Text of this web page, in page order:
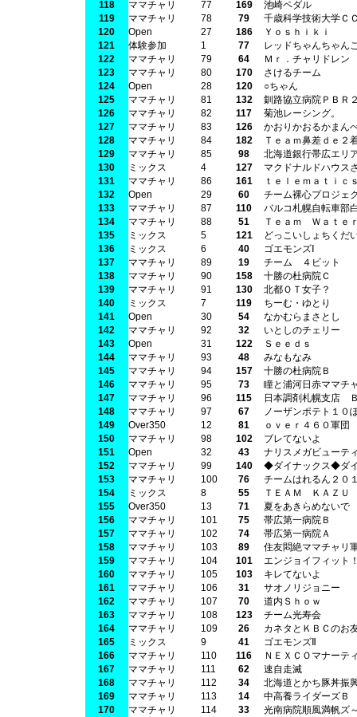
118 ママチャリ 77 169
池崎ペダル
119
ママチャリ 78 79
千歳科学技術大学Ｃ
120
Open 27 186
Ｙｏｓｈｉｋｉ
121
体験参加 1 77
レッドちゃんちゃん
122
ママチャリ 79 64
Ｍｒ．チャリドレン
123
ママチャリ 80 170
さけるチーム
124
Open 28 120
○ちゃん
125
ママチャリ 81 132
釧路協立病院ＰＢＲ
126
ママチャリ 82 117
菊池レーシング。
127
ママチャリ 83 126
かおりかおるかまん
128
ママチャリ 84 182
Ｔｅａｍ鼻差ｄｅ２
129
ママチャリ 85 98
北海道銀行帯広エリ
130
ミックス 4 127
マクドナルドハウス
131
ママチャリ 86 161
ｔｅｌｅｍａｔｉｃ
132
Open 29 60
チーム裸心プロジェ
133
ママチャリ 87 110
バルコ札幌自転車部
134
ママチャリ 88 51
Ｔｅａｍ Ｗａｔｅ
135
ミックス 5 121
どっこいしょちくだ
136
ミックス 6 40
ゴエモンズⅠ
137
ママチャリ 89 19
チーム ４ビット
138
ママチャリ 90 158
十勝の杜病院Ｃ
139
ママチャリ 91 130
北都ＯＴ女子？
140
ミックス 7 119
ちーむ・ゆとり
141
Open 30 54
なかむらまさとし
142
ママチャリ 92 32
いとしのチェリー
143
Open 31 122
Ｓｅｅｄｓ
144
ママチャリ 93 48
みなもなみ
145
ママチャリ 94 157
十勝の杜病院Ｂ
146
ママチャリ 95 73
瞳と浦河日赤ママチ
147
ママチャリ 96 115
日本調剤札幌支店
148
ママチャリ 97 67
ノーザンポテト１０
149
Over350 12 81
ｏｖｅｒ４６０軍団
150
ママチャリ 98 102
ブレてないよ
151
Open 32 43
ナリスメガビューテ
152
ママチャリ 99 140
◆ダイナックス◆ダ
153
ママチャリ 100 76
チームはれるん２０
154
ミックス 8 55
ＴＥＡＭ ＫＡＺＵ
155
Over350 13 71
夏をあきらめないで
156
ママチャリ 101 75
帯広第一病院Ｂ
157
ママチャリ 102 74
帯広第一病院Ａ
158
ママチャリ 103 89
住友悶絶ママチャリ
159
ママチャリ 104 101
エンジョイフィット
160
ママチャリ 105 103
キレてないよ
161
ママチャリ 106 31
サオノリジョニー
162
ママチャリ 107 70
道内Ｓｈｏｗ
163
ママチャリ 108 123
チーム光寿会
164
ママチャリ 109 26
カネタとＫＢＣのお
165
ミックス 9 41
ゴエモンズⅡ
166
ママチャリ 110 116
ＮＥＸＣＯマナーテ
167
ママチャリ 111 62
速自走滅
168
ママチャリ 112 34
北海道とかち豚丼振
169
ママチャリ 113 14
中高養ライダーズＢ
170
ママチャリ 114 33
光南病院順風満帆ズ